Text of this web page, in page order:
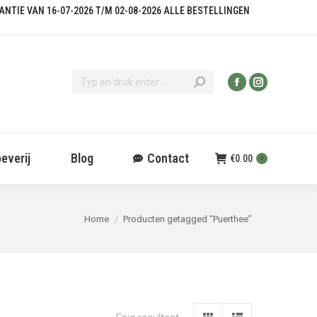
VAN 16-07-2026 T/M 02-08-2026 ALLE BESTELLINGEN
Blog Contact €0.00 0
Je bent hier:
Home Producten getagged “Puerthee”